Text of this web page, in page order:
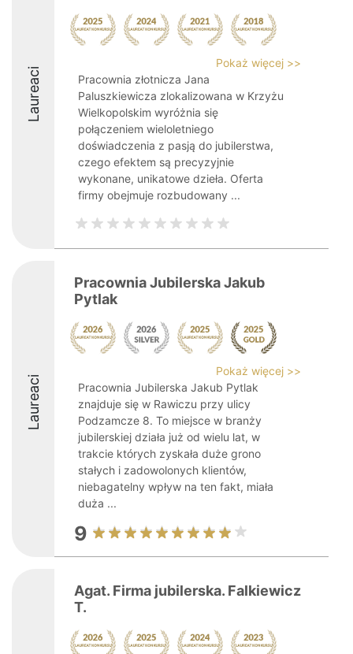
Laureaci
Pokaż więcej >>
Pracownia złotnicza Jana
Paluszkiewicza zlokalizowana w Krzyżu
Wielkopolskim wyróżnia się
połączeniem wieloletniego
doświadczenia z pasją do jubilerstwa,
czego efektem są precyzyjnie
wykonane, unikatowe dzieła. Oferta
firmy obejmuje rozbudowany ...
Laureaci
Pracownia Jubilerska Jakub
Pytlak
Pokaż więcej >>
Pracownia Jubilerska Jakub Pytlak
znajduje się w Rawiczu przy ulicy
Podzamcze 8. To miejsce w branży
jubilerskiej działa już od wielu lat, w
trakcie których zyskała duże grono
stałych i zadowolonych klientów,
niebagatelny wpływ na ten fakt, miała
duża ...
9
Agat. Firma jubilerska. Falkiewicz
T.